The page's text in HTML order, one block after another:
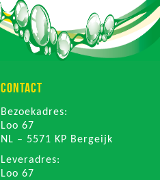
CONTACT
Bezoekadres:
Loo 67
NL – 5571 KP Bergeijk
Leveradres:
Loo 67